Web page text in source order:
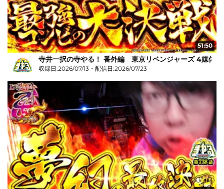
51:50
寺井一択の寺やる！ 番外編 東京リベンジャーズ 4媒体リ
収録日:2026/07/13・配信日:2026/07/23